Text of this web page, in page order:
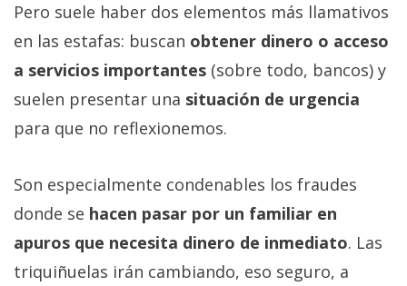
Pero suele haber dos elementos más llamativos
en las estafas: buscan obtener dinero o acceso
a servicios importantes (sobre todo, bancos) y
suelen presentar una situación de urgencia
para que no reflexionemos.
Son especialmente condenables los fraudes
donde se hacen pasar por un familiar en
apuros que necesita dinero de inmediato. Las
triquiñuelas irán cambiando, eso seguro, a